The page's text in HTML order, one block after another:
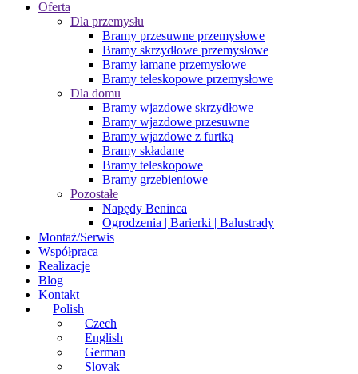
Oferta
Dla przemysłu
Bramy przesuwne przemysłowe
Bramy skrzydłowe przemysłowe
Bramy łamane przemysłowe
Bramy teleskopowe przemysłowe
Dla domu
Bramy wjazdowe skrzydłowe
Bramy wjazdowe przesuwne
Bramy wjazdowe z furtką
Bramy składane
Bramy teleskopowe
Bramy grzebieniowe
Pozostałe
Napędy Beninca
Ogrodzenia | Barierki | Balustrady
Montaż/Serwis
Współpraca
Realizacje
Blog
Kontakt
Polish
Czech
English
German
Slovak